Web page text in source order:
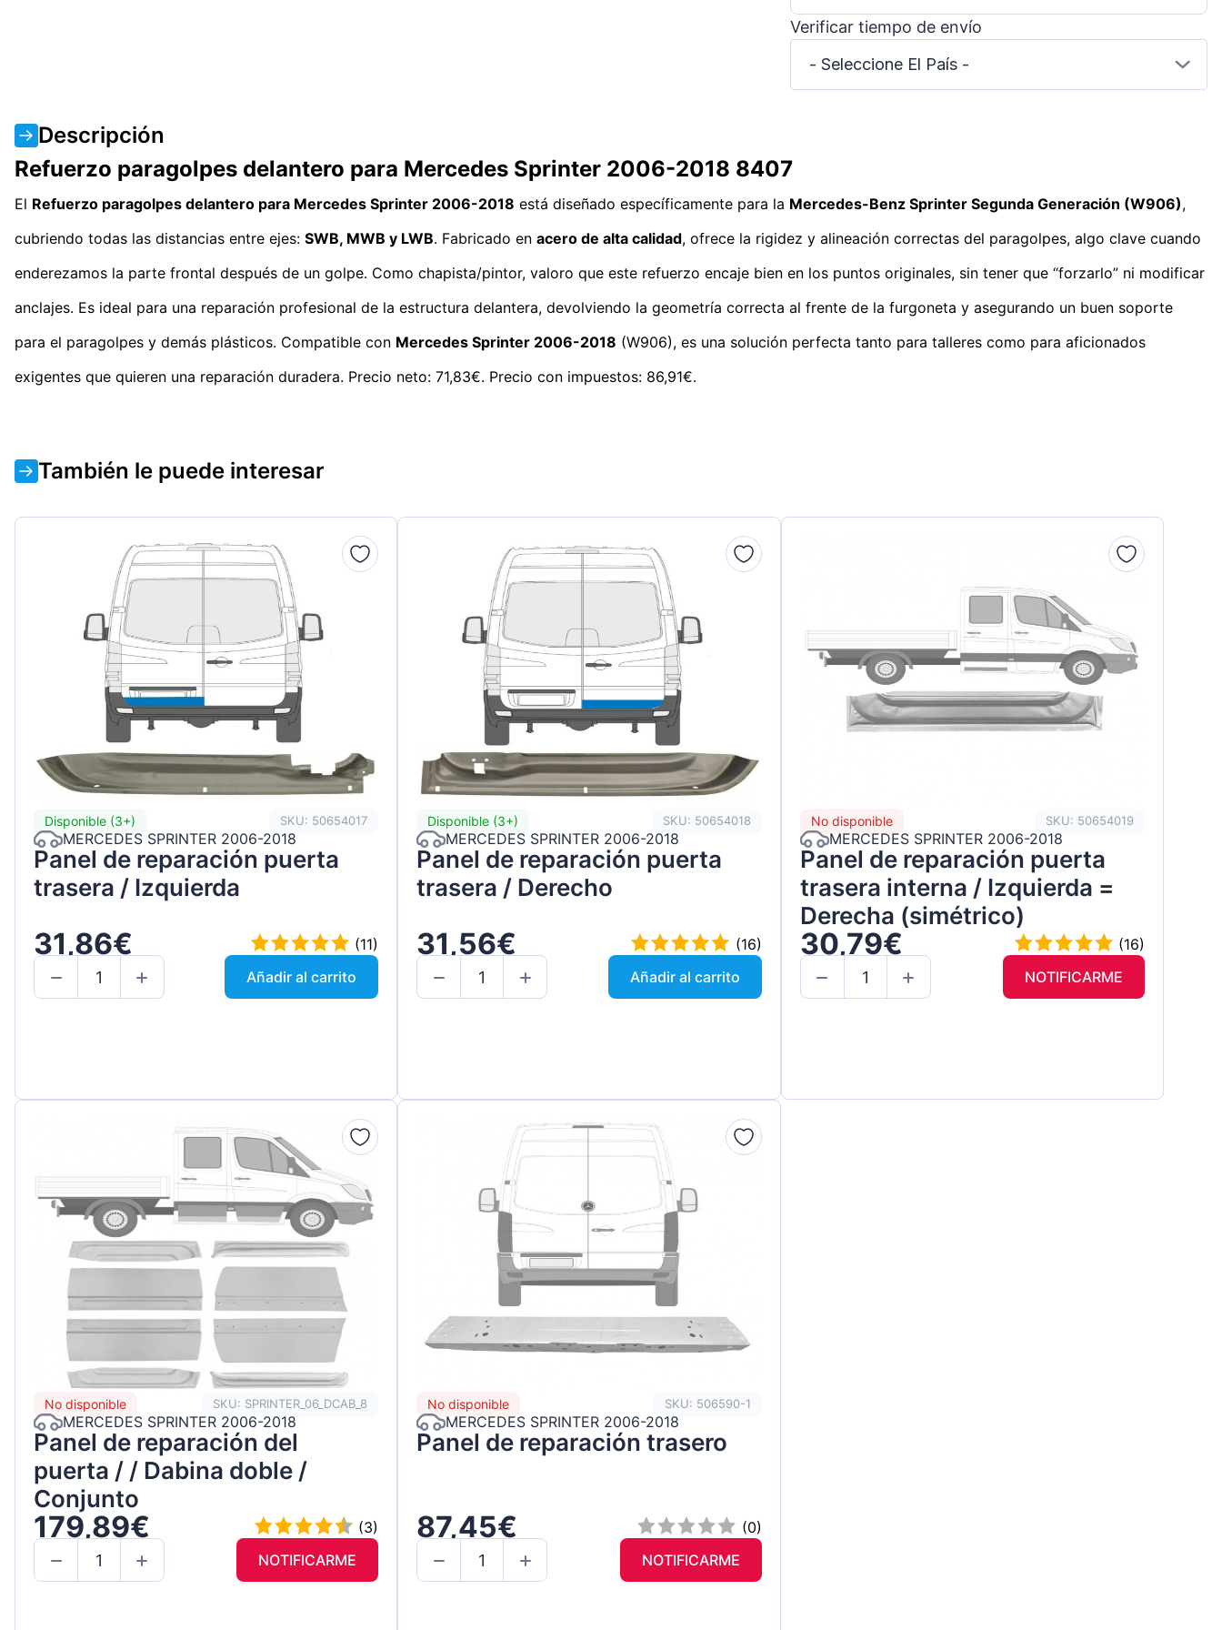
Verificar tiempo de envío
- Seleccione El País -
Descripción
Refuerzo paragolpes delantero para Mercedes Sprinter 2006-2018 8407
El Refuerzo paragolpes delantero para Mercedes Sprinter 2006-2018 está diseñado específicamente para la Mercedes-Benz Sprinter Segunda Generación (W906),
cubriendo todas las distancias entre ejes: SWB, MWB y LWB. Fabricado en acero de alta calidad, ofrece la rigidez y alineación correctas del paragolpes, algo clave cuando
enderezamos la parte frontal después de un golpe. Como chapista/pintor, valoro que este refuerzo encaje bien en los puntos originales, sin tener que “forzarlo” ni modificar
anclajes. Es ideal para una reparación profesional de la estructura delantera, devolviendo la geometría correcta al frente de la furgoneta y asegurando un buen soporte
para el paragolpes y demás plásticos. Compatible con Mercedes Sprinter 2006-2018 (W906), es una solución perfecta tanto para talleres como para aficionados
exigentes que quieren una reparación duradera. Precio neto: 71,83€. Precio con impuestos: 86,91€.
También le puede interesar
Disponible (3+) SKU: 50654017
MERCEDES SPRINTER 2006-2018
Panel de reparación puerta
trasera / Izquierda
31,86€
(11)
Añadir al carrito
Disponible (3+) SKU: 50654018
MERCEDES SPRINTER 2006-2018
Panel de reparación puerta
trasera / Derecho
31,56€
(16)
Añadir al carrito
No disponible SKU: 50654019
MERCEDES SPRINTER 2006-2018
Panel de reparación puerta
trasera interna / Izquierda =
Derecha (simétrico)
30,79€
(16)
NOTIFICARME
No disponible SKU: SPRINTER_06_DCAB_8
MERCEDES SPRINTER 2006-2018
Panel de reparación del
puerta / / Dabina doble /
Conjunto
179,89€
(3)
NOTIFICARME
No disponible SKU: 506590-1
MERCEDES SPRINTER 2006-2018
Panel de reparación trasero
87,45€
(0)
NOTIFICARME